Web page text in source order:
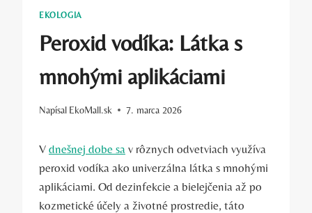
EKOLOGIA
Peroxid vodíka: Látka s
mnohými aplikáciami
Napísal EkoMall.sk 7. marca 2026
V dnešnej dobe sa v rôznych odvetviach využíva
peroxid vodíka ako univerzálna látka s mnohými
aplikáciami. Od dezinfekcie a bielejčenia až po
kozmetické účely a životné prostredie, táto